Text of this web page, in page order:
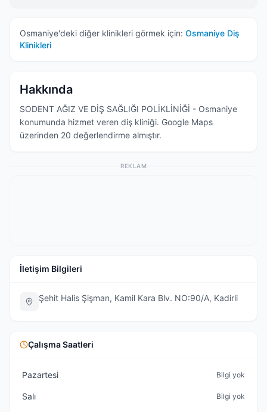
Osmaniye'deki diğer klinikleri görmek için: Osmaniye Diş
Klinikleri
Hakkında
SODENT AĞIZ VE DİŞ SAĞLIĞI POLİKLİNİĞİ - Osmaniye
konumunda hizmet veren diş kliniği. Google Maps
üzerinden 20 değerlendirme almıştır.
REKLAM
İletişim Bilgileri
Şehit Halis Şişman, Kamil Kara Blv. NO:90/A, Kadirli
Çalışma Saatleri
Pazartesi Bilgi yok
Salı Bilgi yok